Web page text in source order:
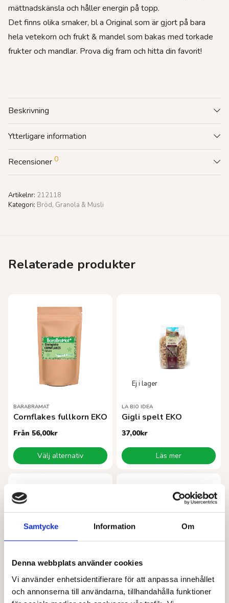
Samtycke Information Om
Denna webbplats använder cookies
Vi använder enhetsidentifierare för att anpassa innehållet
och annonserna till användarna, tillhandahålla funktioner
mättnadskänsla och håller energin på topp.
Det finns olika smaker, bl a Original som är gjort på bara
hela vetekorn och frukt & mandel som bakas med torkade
frukter och mandlar. Prova dig fram och hitta din favorit!
Beskrivning
Ytterligare information
Recensioner 0
Artikelnr: 212118
Kategori: Bröd, Granola & Musli
Relaterade produkter
BARABRAMAT
Cornflakes fullkorn EKO
Från 56,00kr
Välj alternativ
Den
här
flera
varianter.
De
olika
alternativen
kan
på
produktsidan
LA BIO IDEA
Gigli spelt EKO
37,00kr
Läs mer
Spaghetti spelt EKO Tomatpuré EKO 200 g